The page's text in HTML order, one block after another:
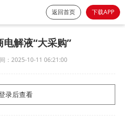
返回首页 下载APP
解液“大采购”
： 2025-10-11 06:21:00
录后查看